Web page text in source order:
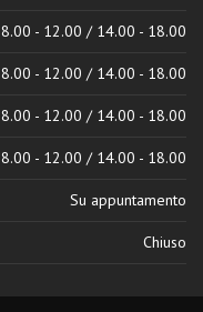
8.00 - 12.00 / 14.00 - 18.00
8.00 - 12.00 / 14.00 - 18.00
8.00 - 12.00 / 14.00 - 18.00
8.00 - 12.00 / 14.00 - 18.00
Su appuntamento
Chiuso